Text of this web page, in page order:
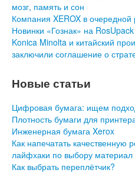
мозг, память и сон
Компания XEROX в очередной
Новинки «Гознак» на
Konica Minolta и китайский
заключили соглашение о
Новые статьи
Цифровая бумага: ищем
Плотность бумаги для
Инженерная бумага Xerox
Как напечатать качественную
лайфхаки по выбору материал
Как выбрать переплётчик?